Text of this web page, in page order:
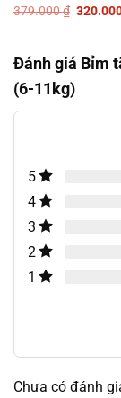
Được
0
5
sao
379.000₫ Giá
Đánh giá Bỉm
(6-11kg)
5
4
3
2
1
Chưa có đánh